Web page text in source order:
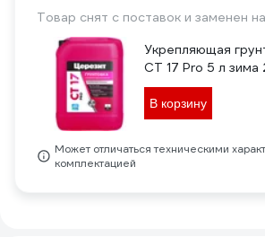
Товар снят с поставок и заменен
Укрепляющая
CT 17 Pro 5 л зима
В корзину
Может отличаться техническими
комплектацией